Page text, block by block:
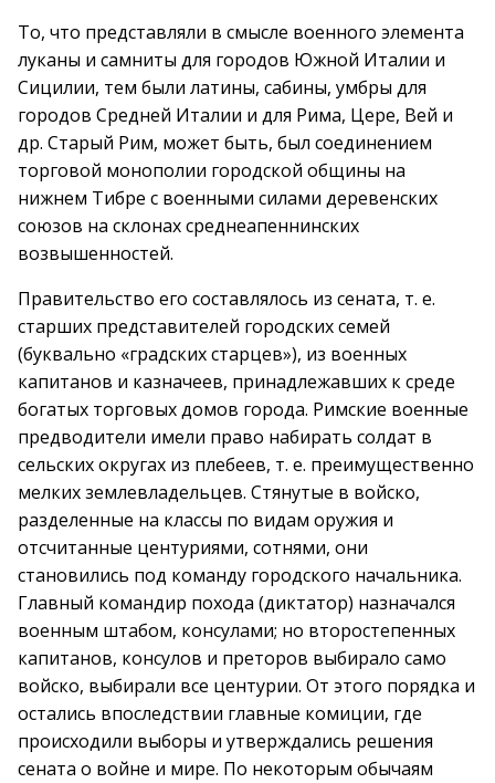
То, что представляли в смысле военного элемента
луканы и самниты для городов Южной Италии и
Сицилии, тем были латины, сабины, умбры для
городов Средней Италии и для Рима, Цере, Вей и
др. Старый Рим, может быть, был соединением
торговой монополии городской общины на
нижнем Тибре с военными силами деревенских
союзов на склонах среднеапеннинских
возвышенностей.
Правительство его составлялось из сената, т. е.
старших представителей городских семей
(буквально «градских старцев»), из военных
капитанов и казначеев, принадлежавших к среде
богатых торговых домов города. Римские военные
предводители имели право набирать солдат в
сельских округах из плебеев, т. е. преимущественно
мелких землевладельцев. Стянутые в войско,
разделенные на классы по видам оружия и
отсчитанные центуриями, сотнями, они
становились под команду городского начальника.
Главный командир похода (диктатор) назначался
военным штабом, консулами; но второстепенных
капитанов, консулов и преторов выбирало само
войско, выбирали все центурии. От этого порядка и
остались впоследствии главные комиции, где
происходили выборы и утверждались решения
сената о войне и мире. По некоторым обычаям